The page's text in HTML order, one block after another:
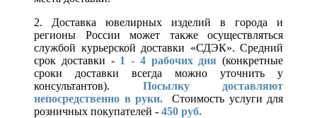
2. Доставка ювелирных изделий в города и
регионы России может также осуществляться
службой курьерской доставки «СДЭК». Средний
срок доставки - 1 - 4 рабочих дня (конкретные
сроки доставки всегда можно уточнить у
консультантов). Посылку доставляют
непосредственно в руки.
Стоимость услуги для
розничных покупателей - 450 руб.